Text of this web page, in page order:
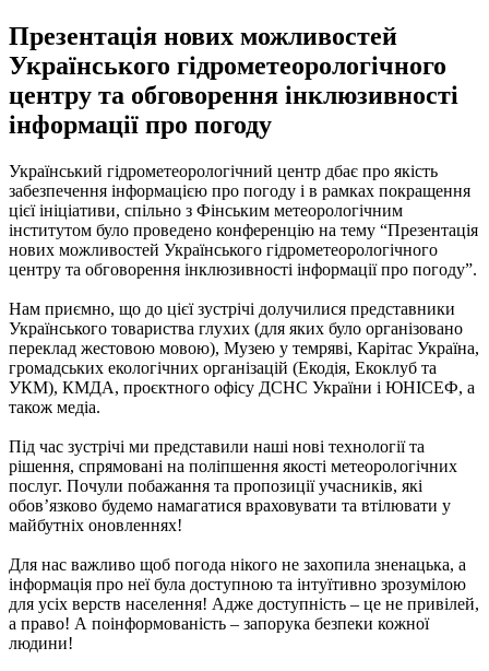
Презентація нових можливостей
Українського гідрометеорологічного
центру та обговорення інклюзивності
інформації про погоду
Український гідрометеорологічний центр дбає про якість
забезпечення інформацією про погоду і в рамках покращення
цієї ініціативи, спільно з Фінським метеорологічним
інститутом було проведено конференцію на тему “Презентація
нових можливостей Українського гідрометеорологічного
центру та обговорення інклюзивності інформації про погоду”.
Нам приємно, що до цієї зустрічі долучилися представники
Українського товариства глухих (для яких було організовано
переклад жестовою мовою), Музею у темряві, Карітас Україна,
громадських екологічних організацій (Екодія, Екоклуб та
УКМ), КМДА, проєктного офісу ДСНС України і ЮНІСЕФ, а
також медіа.
Під час зустрічі ми представили наші нові технології та
рішення, спрямовані на поліпшення якості метеорологічних
послуг. Почули побажання та пропозиції учасників, які
обов’язково будемо намагатися враховувати та втілювати у
майбутніх оновленнях!
Для нас важливо щоб погода нікого не захопила зненацька, а
інформація про неї була доступною та інтуїтивно зрозумілою
для усіх верств населення! Адже доступність – це не привілей,
а право! А поінформованість – запорука безпеки кожної
людини!